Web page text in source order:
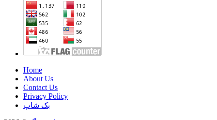
Home
About Us
Contact Us
Privacy Policy
بک شاپ